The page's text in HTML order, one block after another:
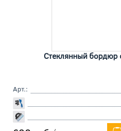
Стеклянный
Арт.: